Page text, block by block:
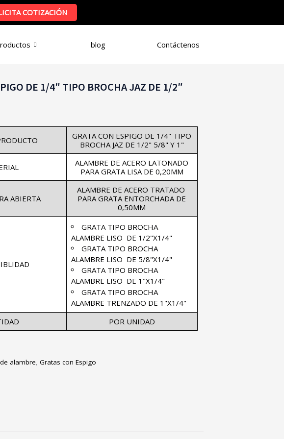
COTIZACIÓN
blog Contáctenos
DE 1/4″ TIPO BROCHA JAZ DE 1/2″
GRATA CON ESPIGO DE 1/4" TIPO
BROCHA JAZ DE 1/2" 5/8" Y 1"
ALAMBRE DE ACERO LATONADO
PARA GRATA LISA DE 0,20MM
ABIERTA
ALAMBRE DE ACERO TRATADO
PARA GRATA ENTORCHADA DE
0,50MM
GRATA TIPO BROCHA
ALAMBRE LISO DE 1/2"X1/4"
GRATA TIPO BROCHA
ALAMBRE LISO DE 5/8"X1/4"
GRATA TIPO BROCHA
ALAMBRE LISO DE 1"X1/4"
GRATA TIPO BROCHA
ALAMBRE TRENZADO DE 1"X1/4"
POR UNIDAD
alambre, Gratas con Espigo